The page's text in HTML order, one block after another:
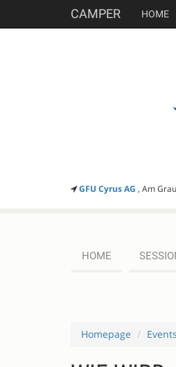
CAMPER HOME
GFU Cyrus AG , Am
HOME
Homepage Events